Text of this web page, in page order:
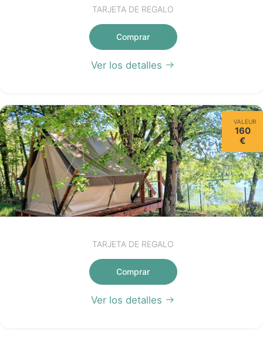
TARJETA DE REGALO
Comprar
Ver los detalles
VALEUR
160
€
TARJETA DE REGALO
Comprar
Ver los detalles